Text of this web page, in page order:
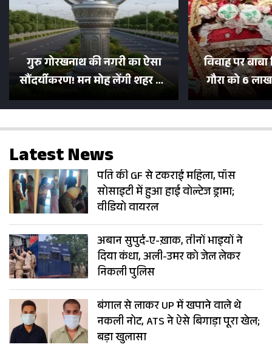
गुरु गोरखनाथ की नगरी का ऐसा
सौंदर्यीकरण! मन मोह लेंगी शहर की
सड़कें; देखें Photos
विवाह पर
गौरा को 6
500 भक्तों
Latest News
पति की GF से टकराई महिला, पॉस
सोसाइटी में हुआ हाई वोल्टेज ड्रामा;
वीडियो वायरल
अबान सुपुर्द-ए-ख़ाक, तीनों भाइयों ने
दिया कंधा, अली-उमर को जेल लेकर
निकली पुलिस
बंगाल से लाकर UP में खपाने वाले थे
नकली नोट, ATS ने ऐसे बिगाड़ा पूरा खेल;
बड़ा खुलासा